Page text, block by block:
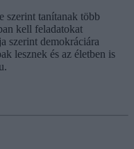
szerint tanítanak több
kell feladatokat
szerint demokráciára
lesznek és az életben is